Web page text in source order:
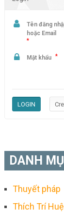
Tên đăng
hoặc Email
*
Mật khẩu *
DANH
Thuyết pháp
Thích Trí Huệ